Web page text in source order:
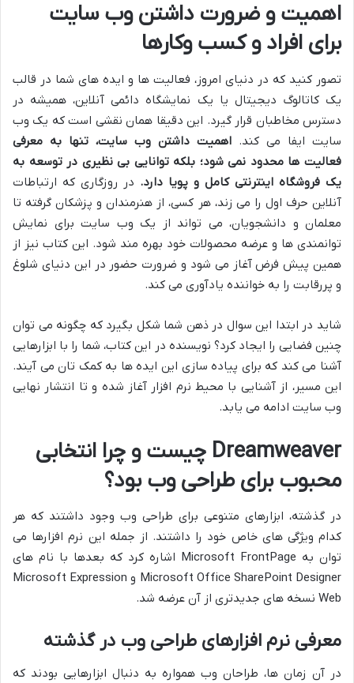
اهمیت و ضرورت داشتن وب سایت
برای افراد و کسب وکارها
تصور کنید که در دنیای امروز، فعالیت ها و ایده های شما در قالب
یک کاتالوگ دیجیتال یا یک نمایشگاه دائمی آنلاین، همیشه در
دسترس مخاطبان قرار گیرد. این دقیقا همان نقشی است که یک وب
سایت ایفا می کند. اهمیت داشتن وب سایت، تنها به معرفی
فعالیت ها محدود نمی شود؛ بلکه توانایی بی نظیری در توسعه به
یک فروشگاه اینترنتی کامل و پویا دارد. در روزگاری که ارتباطات
آنلاین حرف اول را می زند، هر کسی، از هنرمندان و پزشکان گرفته تا
معلمان و دانشجویان، می تواند از یک وب سایت برای نمایش
توانمندی ها و عرضه محصولات خود بهره مند شود. این کتاب نیز از
همین پیش فرض آغاز می شود و ضرورت حضور در این دنیای شلوغ
و پررقابت را به خواننده یادآوری می کند.
شاید در ابتدا این سوال در ذهن شما شکل بگیرد که چگونه می توان
چنین فضایی را ایجاد کرد؟ نویسنده در این کتاب، شما را با ابزارهایی
آشنا می کند که برای پیاده سازی این ایده ها به کمک تان می آیند.
این مسیر، از آشنایی با محیط نرم افزار آغاز شده و تا انتشار نهایی
وب سایت ادامه می یابد.
Dreamweaver چیست و چرا انتخابی
محبوب برای طراحی وب بود؟
در گذشته، ابزارهای متنوعی برای طراحی وب وجود داشتند که هر
کدام ویژگی های خاص خود را داشتند. از جمله این نرم افزارها می
توان به Microsoft FrontPage اشاره کرد که بعدها با نام های
Microsoft Office SharePoint Designer و Microsoft Expression
Web نسخه های جدیدتری از آن عرضه شد.
معرفی نرم افزارهای طراحی وب در گذشته
در آن زمان ها، طراحان وب همواره به دنبال ابزارهایی بودند که